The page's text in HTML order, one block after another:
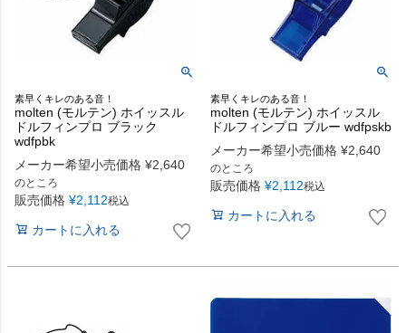
素早くキレのある音！
molten (モルテン) ホイッスル
ドルフィンプロ ブラック
wdfpbk
メーカー希望小売価格 ¥2,640
のところ
販売価格 ¥2,112税込
カートに入れる
素早くキレのある音！
molten (モルテン) ホイッスル
ドルフィンプロ ブルー wdfpskb
メーカー希望小売価格 ¥2,640
のところ
販売価格 ¥2,112税込
カートに入れる